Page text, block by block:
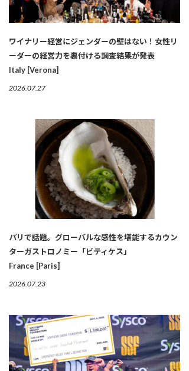
ワイナリー経営にジェンダーの壁はない！女性リ
ーダーの経営力を裏付ける調査結果が発表
Italy [Verona]
2026.07.27
パリで話題。グローバルな感性を堪能するカウン
ターガストロノミー「ビティケス」
France [Paris]
2026.07.23